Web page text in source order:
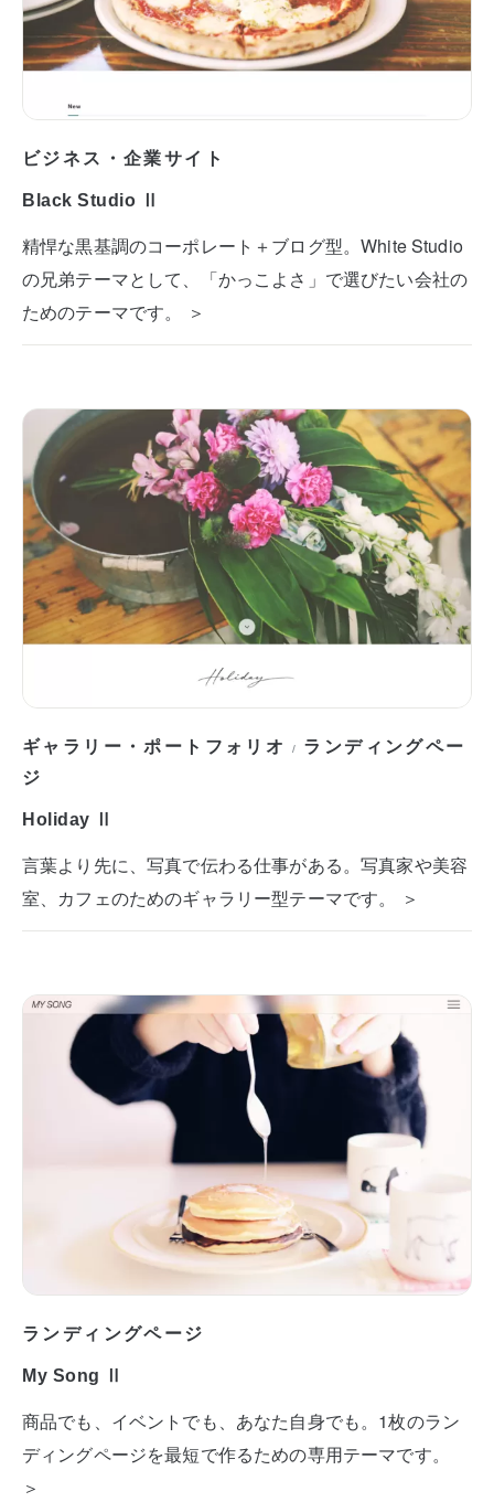
ビジネス・企業サイト
Black Studio Ⅱ
精悍な黒基調のコーポレート＋ブログ型。White Studio
の兄弟テーマとして、「かっこよさ」で選びたい会社の
ためのテーマです。 ＞
ギャラリー・ポートフォリオ / ランディングペー
ジ
Holiday Ⅱ
言葉より先に、写真で伝わる仕事がある。写真家や美容
室、カフェのためのギャラリー型テーマです。 ＞
ランディングページ
My Song Ⅱ
商品でも、イベントでも、あなた自身でも。1枚のラン
ディングページを最短で作るための専用テーマです。
＞